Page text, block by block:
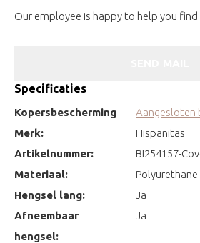
Our employee is happy to help you
Specificaties
Kopersbescherming
Aangesloten
Merk:
Hispanitas
Artikelnummer:
BI254157-
Materiaal:
Polyurethane
Hengsel lang:
Ja
Afneembaar
hengsel:
Ja